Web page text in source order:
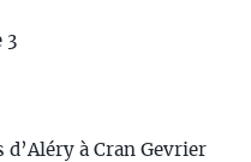
3
à Cran Gevrier